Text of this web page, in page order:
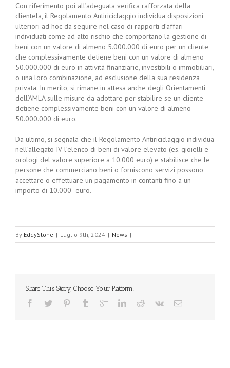
Con riferimento poi all’adeguata verifica rafforzata della
clientela, il Regolamento Antiriciclaggio individua disposizioni
ulteriori ad hoc da seguire nel caso di rapporti d’affari
individuati come ad alto rischio che comportano la gestione di
beni con un valore di almeno 5.000.000 di euro per un cliente
che complessivamente detiene beni con un valore di almeno
50.000.000 di euro in attività finanziarie, investibili o immobiliari,
o una loro combinazione, ad esclusione della sua residenza
privata. In merito, si rimane in attesa anche degli Orientamenti
dell’AMLA sulle misure da adottare per stabilire se un cliente
detiene complessivamente beni con un valore di almeno
50.000.000 di euro.
Da ultimo, si segnala che il Regolamento Antiriciclaggio individua
nell’allegato IV l’elenco di beni di valore elevato (es. gioielli e
orologi del valore superiore a 10.000 euro) e stabilisce che le
persone che commerciano beni o forniscono servizi possono
accettare o effettuare un pagamento in contanti fino a un
importo di 10.000 euro.
By EddyStone | Luglio 9th, 2024 | News |
Share This Story, Choose Your Platform!